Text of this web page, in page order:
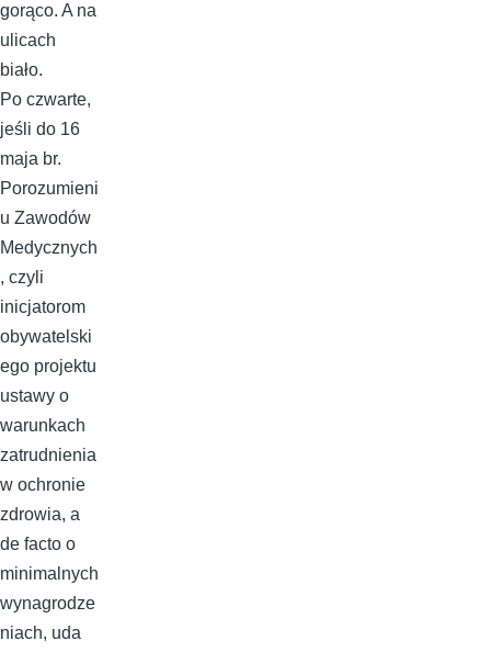
gorąco. A na
ulicach
biało.
Po czwarte,
jeśli do 16
maja br.
Porozumieni
u Zawodów
Medycznych
, czyli
inicjatorom
obywatelski
ego projektu
ustawy o
warunkach
zatrudnienia
w ochronie
zdrowia, a
de facto o
minimalnych
wynagrodze
niach, uda